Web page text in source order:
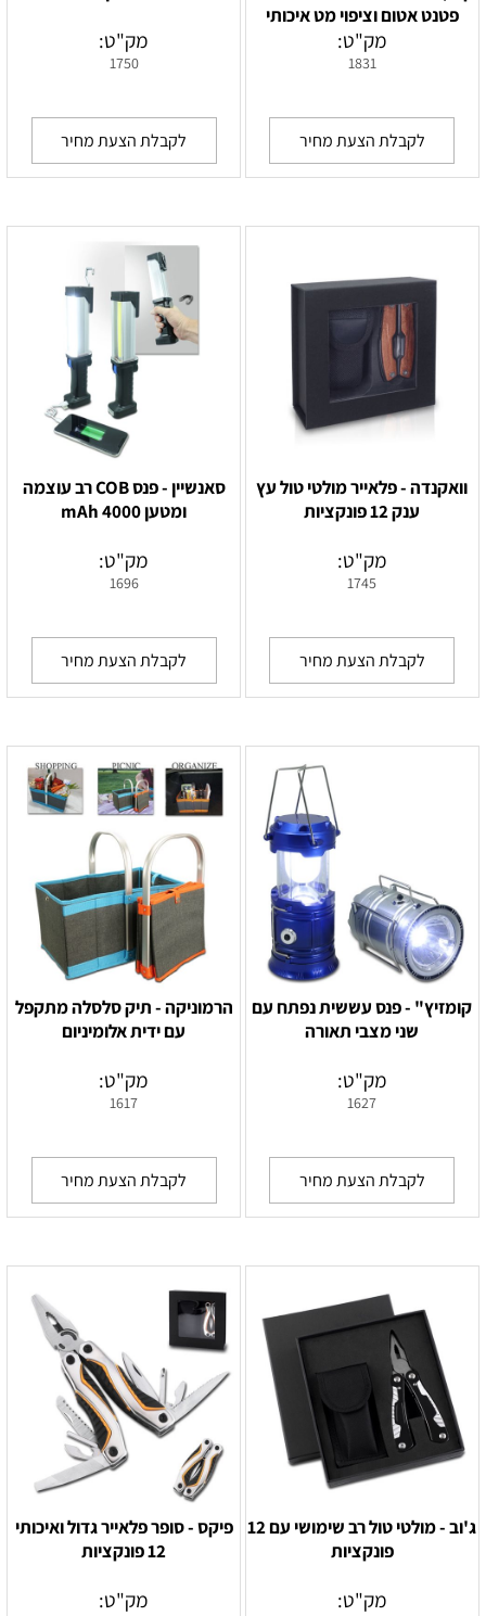
פטנט אטום וציפוי מט איכותי
מק"ט:
1831
לקבלת הצעת מחיר
מק"ט:
1750
לקבלת הצעת מחיר
וואקנדה - פלאייר מולטי טול עץ
ענק 12 פונקציות
מק"ט:
1745
לקבלת הצעת מחיר
סאנשיין - פנס COB רב עוצמה
ומטען 4000 mAh
מק"ט:
1696
לקבלת הצעת מחיר
קומזיץ" - פנס עששית נפתח עם
שני מצבי תאורה
מק"ט:
1627
לקבלת הצעת מחיר
הרמוניקה - תיק סלסלה מתקפל
עם ידית אלומיניום
מק"ט:
1617
לקבלת הצעת מחיר
ג'וב - מולטי טול רב שימושי עם 12
פונקציות
מק"ט:
פיקס - סופר פלאייר גדול ואיכותי
12 פונקציות
מק"ט: